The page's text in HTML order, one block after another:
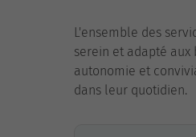
L'ensemble des
serein et adapté aux
autonomie et
dans leur quotidien.